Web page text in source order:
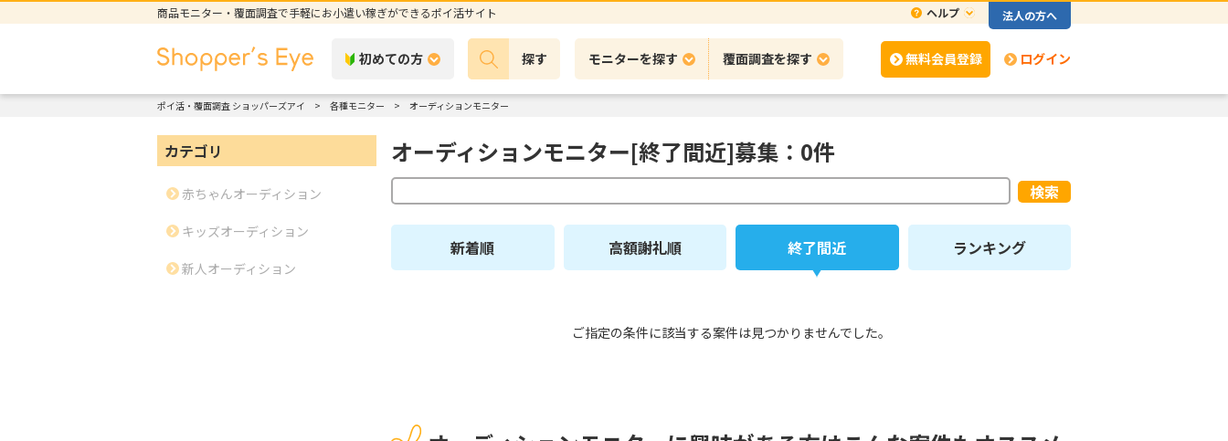
商品モニター・覆面調査で手軽にお小遣い稼ぎができるポイ活サイト ヘルプ 法人の方へ
初めての方 探す モニターを探す 覆面調査を探す 無料会員登録 ログイン
ポイ活・覆面調査 ショッパーズアイ 各種モニター オーディションモニター
カテゴリ
赤ちゃんオーディション
キッズオーディション
新人オーディション
オーディションモニター[終了間近]募集：0件
検索
新着順 高額謝礼順 終了間近 ランキング
ご指定の条件に該当する案件は見つかりませんでした。